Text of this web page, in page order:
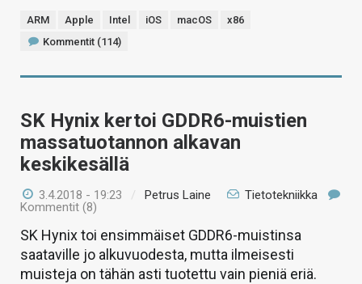
ARM Apple Intel iOS macOS
x86
Kommentit (114)
SK Hynix kertoi GDDR6-muistien
massatuotannon alkavan
keskikesällä
3.4.2018 - 19:23 / Petrus Laine
Tietotekniikka
Kommentit (8)
SK Hynix toi ensimmäiset GDDR6-muistinsa
saataville jo alkuvuodesta, mutta ilmeisesti
muisteja on tähän asti tuotettu vain pieniä eriä.